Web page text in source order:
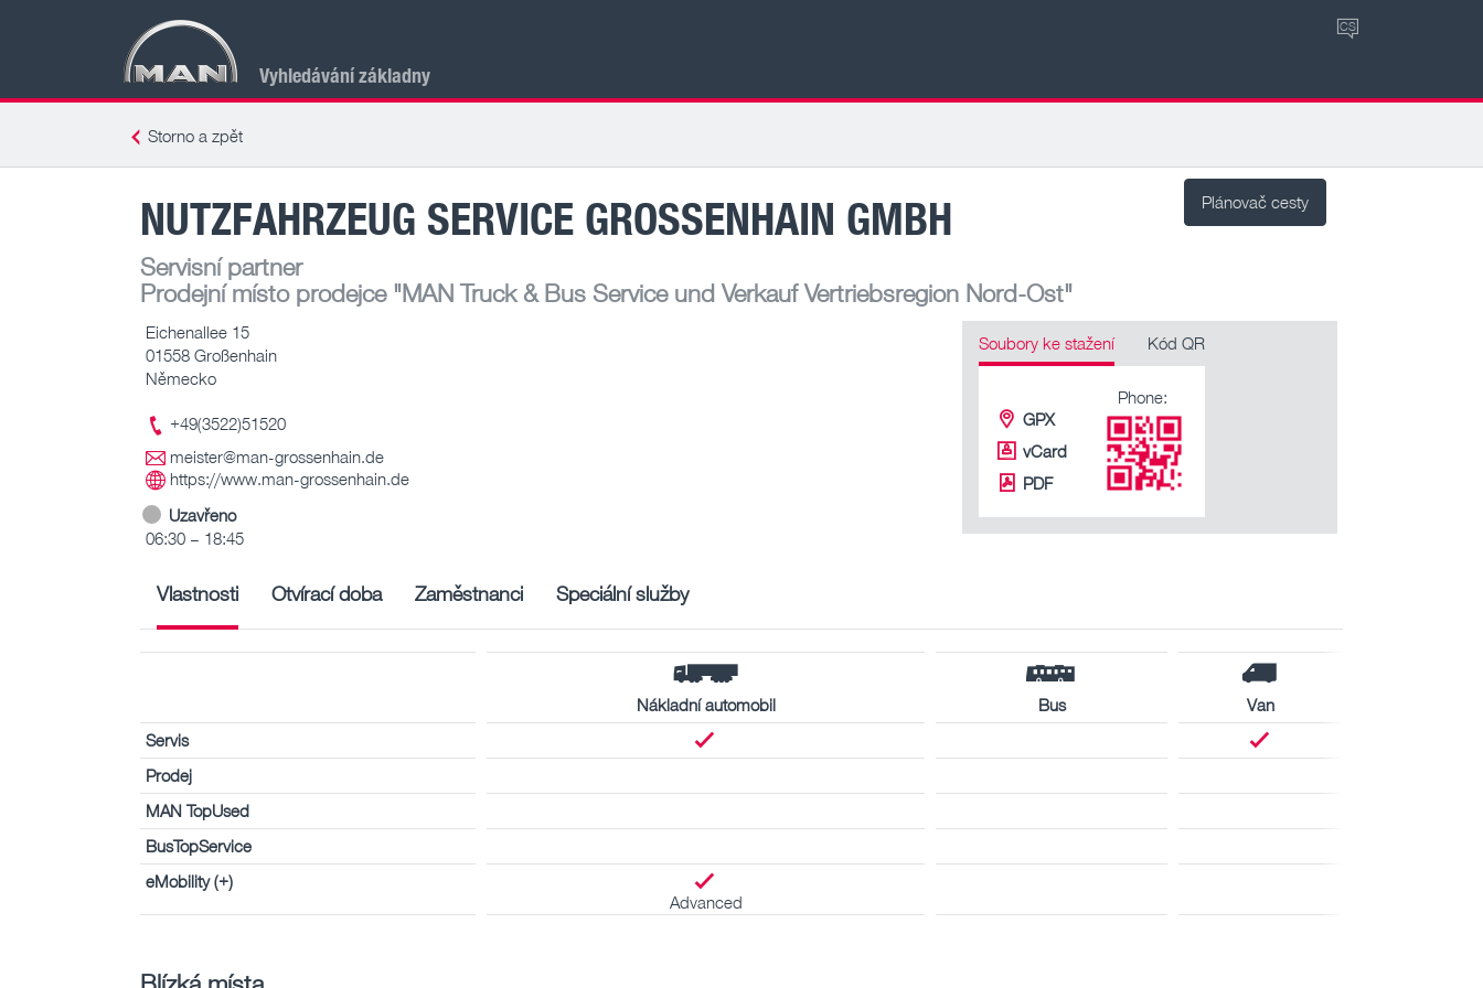
Vyhledávání základny
CS
Storno a zpět
Plánovač cesty
NUTZFAHRZEUG SERVICE GROSSENHAIN GMBH
Servisní partner
Prodejní místo prodejce"MAN Truck & Bus Service und Verkauf Vertriebsregion Nord-Ost"
Eichenallee 15
01558 Großenhain
Německo
+49(3522)51520
meister@man-grossenhain.de
https://www.man-grossenhain.de
Uzavřeno
06:30 – 18:45
Soubory ke stažení Kód QR
GPX
vCard
PDF
Phone:
Vlastnosti Otvírací doba Zaměstnanci Speciální služby
Nákladní automobil Bus
Van
Servis
Prodej
MAN TopUsed
BusTopService
eMobility (+)
Advanced